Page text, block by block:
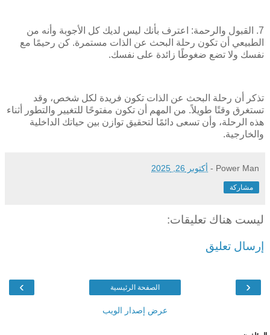
7. القبول والرحمة: اعترف بأنك ليس لديك كل الأجوبة وأنه من
الطبيعي أن تكون رحلة البحث عن الذات مستمرة. كن رحيمًا مع
نفسك ولا تضع ضغوطًا زائدة على نفسك.
تذكر أن رحلة البحث عن الذات تكون فريدة لكل شخص، وقد
تستغرق وقتًا طويلاً. من المهم أن تكون مفتوحًا للتغيير والتطور أثناء
هذه الرحلة، وأن تسعى دائمًا لتحقيق توازن بين حياتك الداخلية
والخارجية.
Power Man
- أكتوبر 26, 2025
مشاركة
ليست هناك تعليقات:
إرسال تعليق
‹
› الصفحة الرئيسية
عرض إصدار الويب